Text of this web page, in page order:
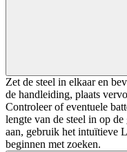
Zet de steel in elkaar en
de handleiding, plaats
Controleer of eventuele
lengte van de steel in op
aan, gebruik het intuïtieve
beginnen met zoeken.